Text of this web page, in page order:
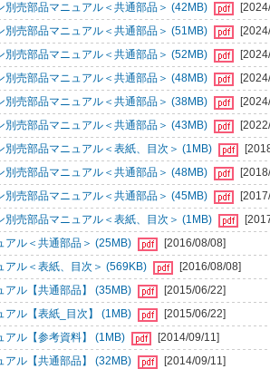
別売部品マニュアル＜共通部品＞ (42MB)
別売部品マニュアル＜共通部品＞ (51MB)
別売部品マニュアル＜共通部品＞ (52MB)
別売部品マニュアル＜共通部品＞ (48MB)
別売部品マニュアル＜共通部品＞ (38MB)
別売部品マニュアル＜共通部品＞ (43MB)
別売部品マニュアル＜表紙、目次＞ (1MB)
別売部品マニュアル＜共通部品＞ (48MB)
別売部品マニュアル＜共通部品＞ (45MB)
別売部品マニュアル＜表紙、目次＞ (1MB)
アル＜共通部品＞ (25MB)
[2016/08/08]
アル＜表紙、目次＞ (569KB)
[2016/08/08]
アル【共通部品】 (35MB)
[2015/06/22]
アル【表紙_目次】 (1MB)
[2015/06/22]
アル【参考資料】 (1MB)
[2014/09/11]
アル【共通部品】 (32MB)
[2014/09/11]